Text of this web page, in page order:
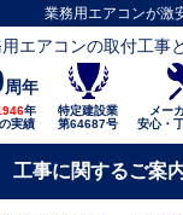
業務用エアコンが激
エアコンの取付工事
周年
年
実績
特定建設業
第64687号
メー
安心・
工事に関するご案